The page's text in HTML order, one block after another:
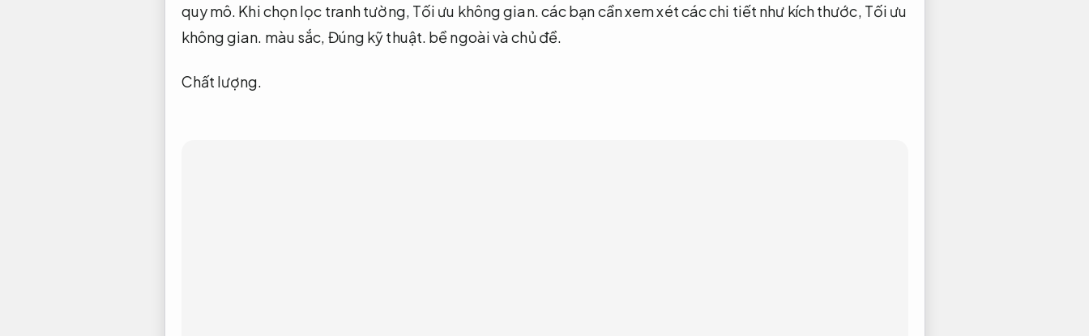
quy mô. Khi chọn lọc tranh tường, Tối ưu không gian.các bạn cần xem xét các chi tiết như kích thước, Tối ưu
không gian. màu sắc, Đúng kỹ thuật. bề ngoài và chủ đề.
Chất lượng.